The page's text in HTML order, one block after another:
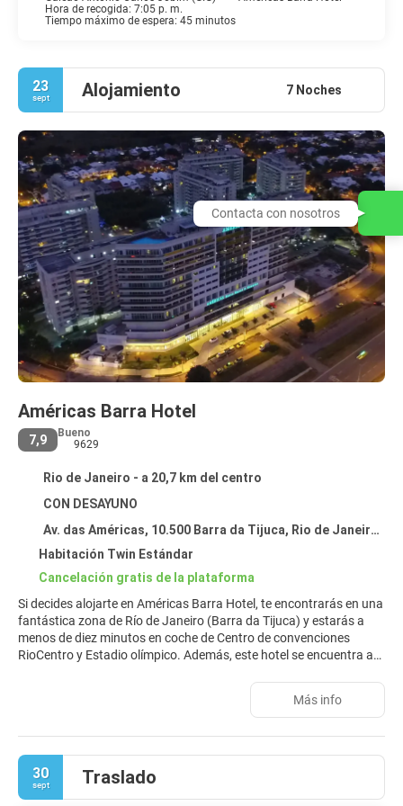
Hora de recogida: 7:05 p. m.
Tiempo máximo de espera: 45 minutos
23
sept Alojamiento 7 Noches
Américas Barra Hotel
7,9
Bueno
9629
Rio de Janeiro - a 20,7 km del centro
CON DESAYUNO
Av. das Américas, 10.500 Barra da Tijuca, Rio de Janeiro 22793-082
Habitación Twin Estándar
Cancelación gratis de la plataforma
Si decides alojarte en Américas Barra Hotel, te encontrarás en una
fantástica zona de Río de Janeiro (Barra da Tijuca) y estarás a
menos de diez minutos en coche de Centro de convenciones
RioCentro y Estadio olímpico. Además, este hotel se encuentra a
libre o gimnasio: ¡lo pasarás en grande! Encontrarás también
conexión a Internet wifi gratis, servicios de conserjería y un salón
de eventos.
Más info
30
sept Traslado
Contacta con nosotros